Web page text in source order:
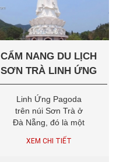
CẨM NANG DU LỊCH
SƠN TRÀ LINH ỨNG
Linh Ứng Pagoda
trên núi Sơn Trà ở
Đà Nẵng, đó là một
điểm tham quan nổi
tiếng. Linh Ứng
XEM CHI TIẾT